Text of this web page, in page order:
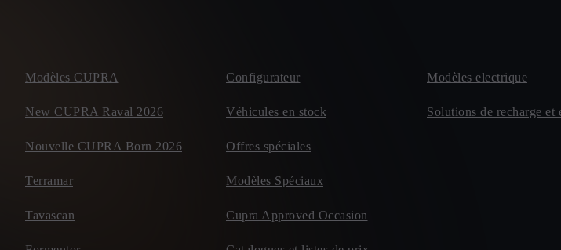
Modèles CUPRA
New CUPRA Raval 2026
Nouvelle CUPRA Born 2026
Terramar
Tavascan
Configurateur
Véhicules en stock
Offres spéciales
Modèles Spéciaux
Cupra Approved Occasion
Modèles electrique
Solutions de recharge et